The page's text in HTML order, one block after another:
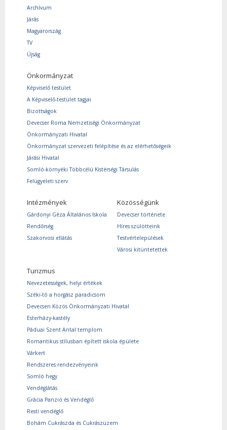
Archívum
Járás
Magyarország
TV
Újság
Önkormányzat
Képviselő testület
A Képviselő-testület tagjai
Bizottságok
Devecser Roma Nemzetiségi Önkormányzat
Önkormányzati Hivatal
Önkormányzat szervezeti felépítése és az elérhetőségeik
Járási Hivatal
Somló-környéki Többcélú Kistérségi Társulás
Felügyeleti szerv
Intézmények
Gárdonyi Géza Általános Iskola
Rendőrség
Szakorvosi ellátás
Közösségünk
Devecser története
Híres szülötteink
Testvértelepülések
Városi kitüntetettek
Turizmus
Nevezetességek, helyi értékek
Széki-tó a horgász paradicsom
Devecseri Közös Önkormányzati Hivatal
Esterházy-kastély
Páduai Szent Antal templom
Romantikus stílusban épített iskola épülete
Várkert
Rendszeres rendezvényeink
Somló hegy
Vendéglátás
Grácia Panzió és Vendéglő
Resti vendéglő
Bohám Cukrászda és Cukrászüzem